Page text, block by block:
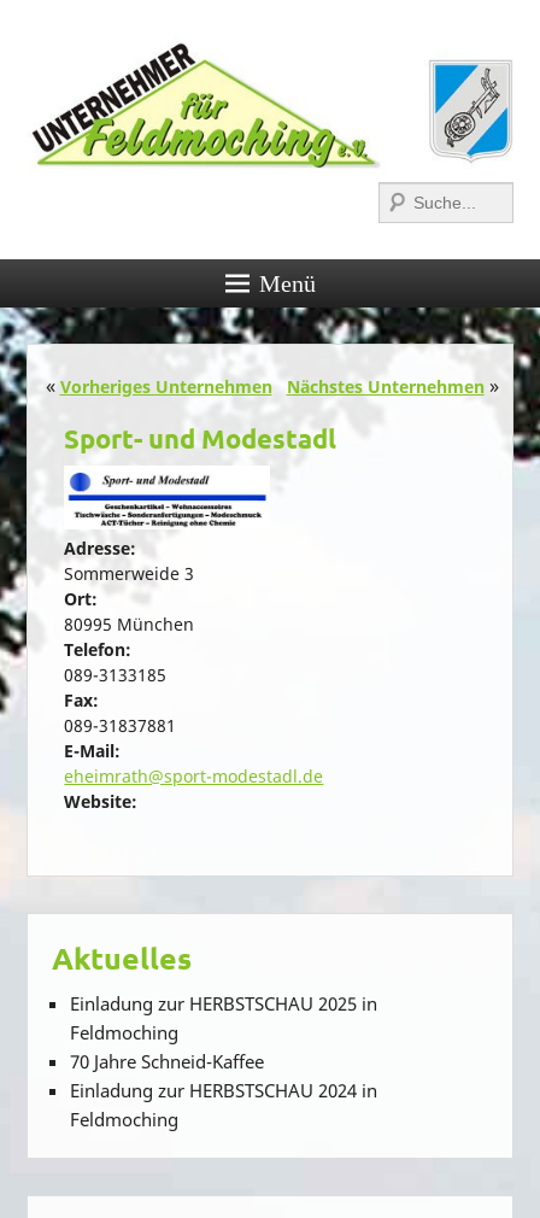
Menü
Post navigation
« Vorheriges Unternehmen Nächstes Unternehmen»
Sport- und Modestadl
Adresse:
Sommerweide 3
Ort:
80995 München
Telefon:
089-3133185
Fax:
089-31837881
E-Mail:
eheimrath@sport-modestadl.de
Website:
Aktuelles
Einladung zur HERBSTSCHAU 2025 in
Feldmoching
70 Jahre Schneid-Kaffee
Einladung zur HERBSTSCHAU 2024 in
Feldmoching